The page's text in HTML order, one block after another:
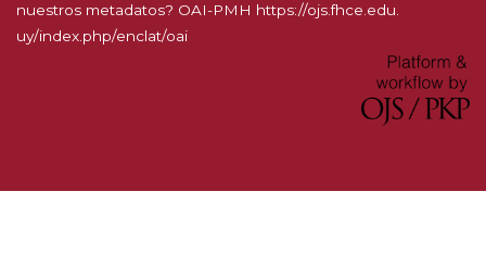
nuestros metadatos? OAI-PMH https://ojs.fhce.edu.
uy/index.php/enclat/oai